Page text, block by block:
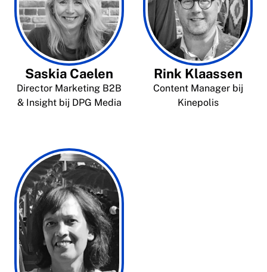
Saskia Caelen
Director Marketing B2B
& Insight bij DPG Media
Rink Klaassen
Content Manager bij
Kinepolis